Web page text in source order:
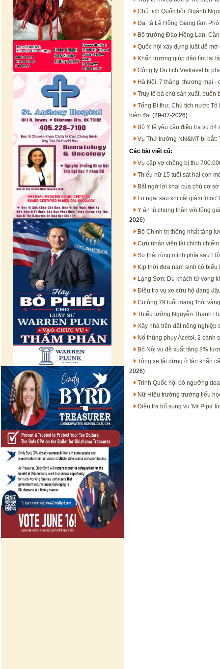
Chủ tịch Quốc hội: Ngành
Đại tá Lê Hồng Giang làm
Bộ trưởng Đào Hồng Lan:
Quốc hội xây dựng luật để
Khẩn trương giúp dân tìm lại
Công ty Du lịch Vietravel bị
Hà Nội: 7 tháng, thương mại -
Truy tố bà chủ sản xuất, buôn
Tổng Bí thư, Chủ tịch nước
hiện đại (29-07-2026)
Bộ Y tế yêu cầu điều tra vụ
Vụ Thứ trưởng NN&MT bị bắt:
Các bài viết cũ:
Vụ cặp vợ chồng bị thu
Thiếu nữ 15 tuổi sát hại con
Bất ngờ lời khai của chủ cơ
Lo ngại sau khi cắt giảm
Y án tù chung thân với tổng
2026)
Bộ Chính trị thống nhất tăng
Cựu nhân viên tài chính
Sự thật rùng mình phía sau
Kịp thời đưa nam sinh có
Lạng Sơn: Du khách tử vong
Điều tra vụ xe cứu hộ đang
Cụ ông 79 tuổi mang 'thỏi
Thiếu tướng Nguyễn Thanh
Xây nhà trên đất nông nghiệp
Nổ thùng phuy Acetol, 2 cảnh
Bộ Nội vụ đề xuất tăng 8%
Tông xe tải dừng ở làn khẩn
2026)
Trình Quốc hội bỏ ngưỡng
Nữ Hiệu trưởng trường tiểu
Điều tra bổ sung vụ 'Mr Pips'